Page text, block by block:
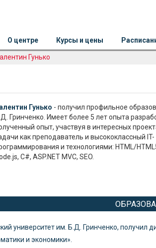
О центре Курсы и цены
Гунько
Гунько - получил профильное
Гринченко. Имеет более 5 лет опыта
опыт, участвуя в интересных
как преподаватель и высококлассный IT-
и технологиями: HTML/
C#, ASP.NET MVC, SEO.
университет им. Б.Д. Гринченко,
и экономики».